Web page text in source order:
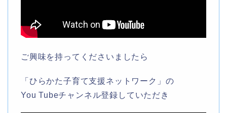
ご興味を持ってくださいましたら
「ひらかた子育て支援ネットワーク」の
You Tubeチャンネル登録していただき